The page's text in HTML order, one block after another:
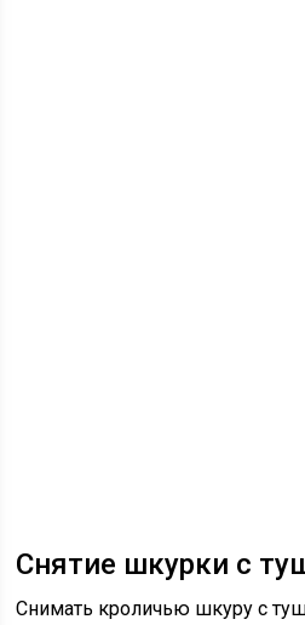
Снятие шкурки с
Снимать кроличью шкуру с